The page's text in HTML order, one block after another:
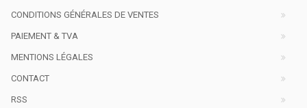
CONDITIONS GÉNÉRALES DE VENTES
PAIEMENT & TVA
MENTIONS LÉGALES
CONTACT
RSS